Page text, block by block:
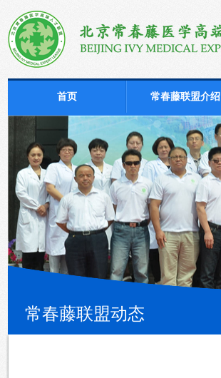
首页 常春藤联盟介绍
常春藤联盟动态